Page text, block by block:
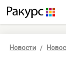
Новости